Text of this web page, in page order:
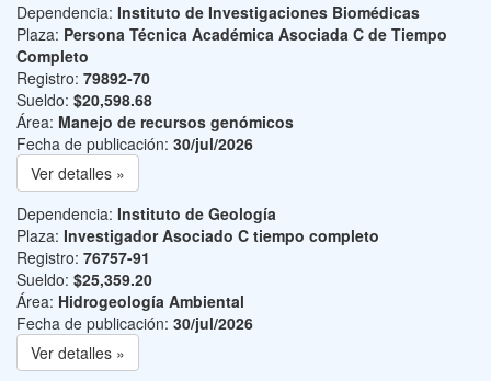
Dependencia: Instituto de Investigaciones Biomédicas
Plaza: Persona Técnica Académica Asociada C de Tiempo
Completo
Registro: 79892-70
Sueldo: $20,598.68
Área: Manejo de recursos genómicos
Fecha de publicación: 30/jul/2026
Ver detalles »
Dependencia: Instituto de Geología
Plaza: Investigador Asociado C tiempo completo
Registro: 76757-91
Sueldo: $25,359.20
Área: Hidrogeología Ambiental
Fecha de publicación: 30/jul/2026
Ver detalles »